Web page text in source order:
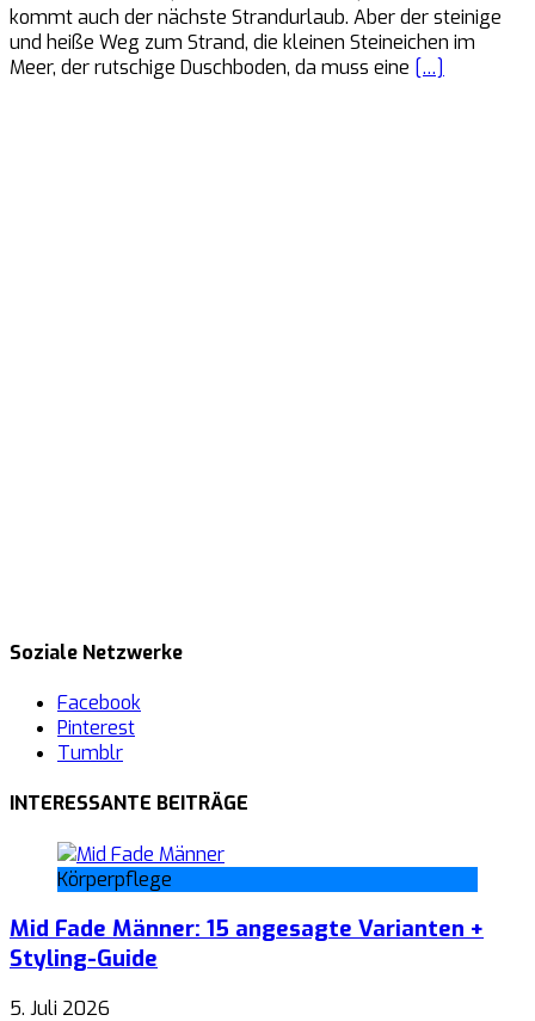
kommt auch der nächste Strandurlaub. Aber der steinige
und heiße Weg zum Strand, die kleinen Steineichen im
Meer, der rutschige Duschboden, da muss eine […]
Soziale Netzwerke
Facebook
Pinterest
Tumblr
INTERESSANTE BEITRÄGE
Körperpflege
Mid Fade Männer: 15 angesagte Varianten +
Styling-Guide
5. Juli 2026